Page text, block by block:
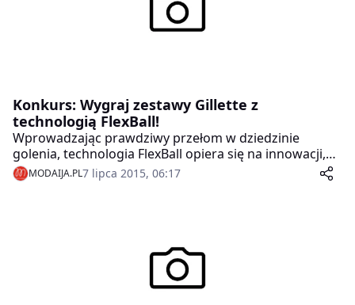
Konkurs: Wygraj zestawy Gillette z
technologią FlexBall!
Wprowadzając prawdziwy przełom w dziedzinie
golenia, technologia FlexBall opiera się na innowacji,
którą marka Gillette wprowadziła w roku 1977,
prezentując pierwszą golarkę z ruchomą głowicą.
MODAIJA.PL7 lipca 2015, 06:17